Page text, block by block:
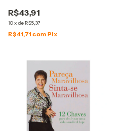
R$43,91
10x de R$5,37
R$41,71 com Pix